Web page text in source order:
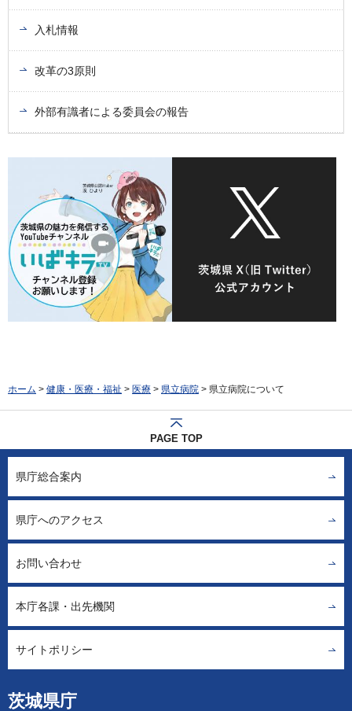
入札情報
改革の3原則
外部有識者による委員会の報告
ホーム > 健康・医療・福祉 > 医療 > 県立病院 > 県立病院について
PAGE TOP
茨城県庁
県庁総合案内
県庁へのアクセス
お問い合わせ
本庁各課・出先機関
サイトポリシー